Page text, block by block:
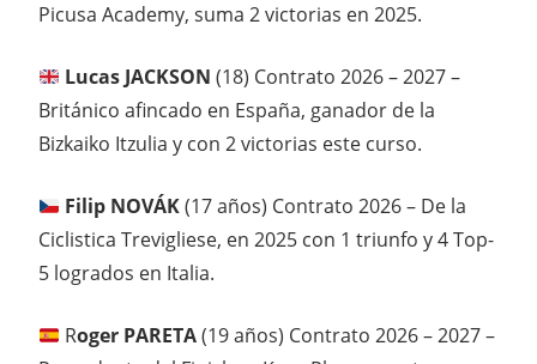
Picusa Academy, suma 2 victorias en 2025.
Lucas JACKSON(18) Contrato 2026 – 2027 –
Británico afincado en España, ganador de la
Bizkaiko Itzulia y con 2 victorias este curso.
Filip NOVÁK(17 años) Contrato 2026 – De la
Ciclistica Trevigliese, en 2025 con 1 triunfo y 4 Top-
5 logrados en Italia.
Roger PARETA(19 años) Contrato 2026 – 2027 –